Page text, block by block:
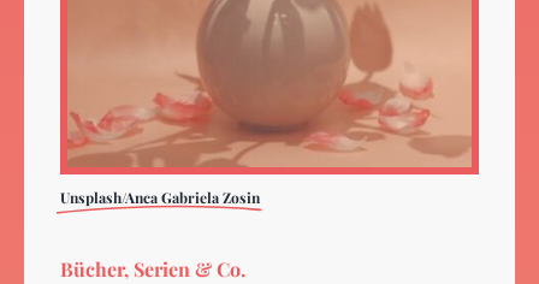
Unsplash/Anca Gabriela Zosin
Bücher, Serien & Co.